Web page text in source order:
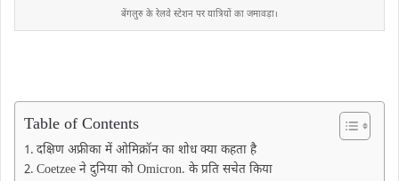
बेंगलुरु के रेलवे स्टेशन पर यात्रियों का जमावड़ा।
Table of Contents
दक्षिण अफ्रीका में ओमिक्रॉन का शोध क्या कहता है
Coetzee ने दुनिया को Omicron. के प्रति सचेत किया